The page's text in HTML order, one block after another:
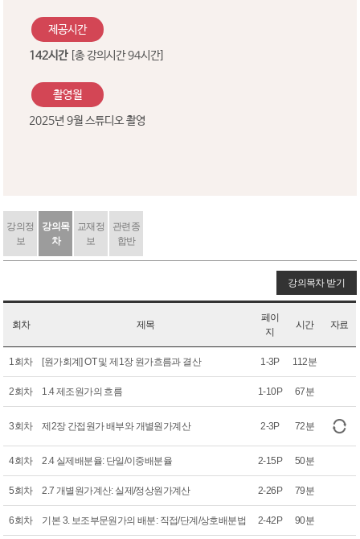
제공시간
142시간[총 강의시간 94시간]
촬영월
2025년 9월 스튜디오 촬영
강의정
보
강의목
차
교재정
보
관련종
합반
강의목차 받기
회차 제목
페이
지
시간 자료
1회차 [원가회계] OT 및 제1장 원가흐름과 결산 1-3P 112분
2회차 1.4 제조원가의 흐름 1-10P 67분
3회차 제2장 간접원가 배부와 개별원가계산 2-3P 72분
4회차 2.4 실제배분율: 단일/이중배분율 2-15P 50분
5회차 2.7 개별원가계산: 실제/정상원가계산 2-26P 79분
6회차 기본 3. 보조부문원가의 배분: 직접/단계/상호배분법 2-42P 90분